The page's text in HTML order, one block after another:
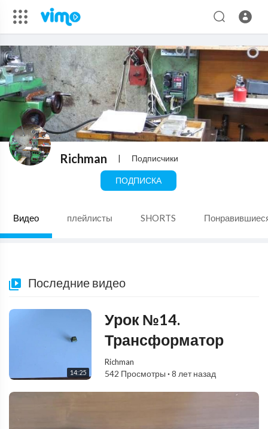
Richman | Подписчики
ПОДПИСКА
Видео плейлисты SHORTS
Последние видео
14:25
Урок №14.
Трансформатор
Richman
542 Просмотры ·8 лет назад